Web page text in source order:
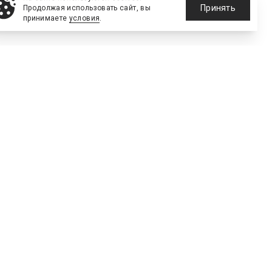
одобрили сразу во
Продолжая использовать сайт, вы
принимаете условия.
Принять